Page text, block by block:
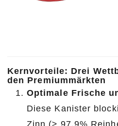
Kernvorteile: Drei
den Premiummärkten
Optimale Frische
Diese Kanister